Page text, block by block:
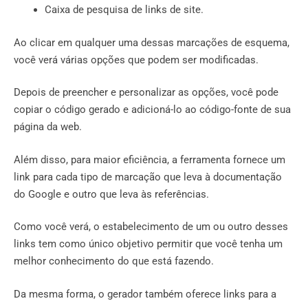
Caixa de pesquisa de links de site.
Ao clicar em qualquer uma dessas marcações de esquema,
você verá várias opções que podem ser modificadas.
Depois de preencher e personalizar as opções, você pode
copiar o código gerado e adicioná-lo ao código-fonte de sua
página da web.
Além disso, para maior eficiência, a ferramenta fornece um
link para cada tipo de marcação que leva à documentação
do Google e outro que leva às referências.
Como você verá, o estabelecimento de um ou outro desses
links tem como único objetivo permitir que você tenha um
melhor conhecimento do que está fazendo.
Da mesma forma, o gerador também oferece links para a